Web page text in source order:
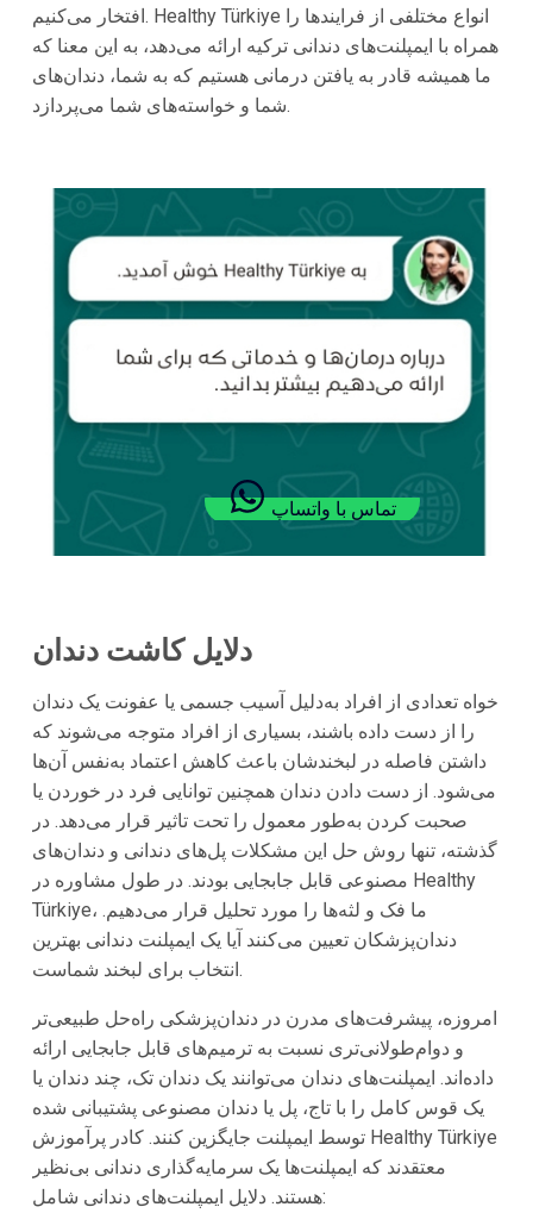
افتخار می‌کنیم. Healthy Türkiye انواع مختلفی از فرایندها را
همراه با ایمپلنت‌های دندانی ترکیه ارائه می‌دهد، به این معنا که
ما همیشه قادر به یافتن درمانی هستیم که به شما، دندان‌های
شما و خواسته‌های شما می‌پردازد.
تماس با واتساپ
دلایل کاشت دندان
خواه تعدادی از افراد به‌دلیل آسیب جسمی یا عفونت یک دندان
را از دست داده باشند، بسیاری از افراد متوجه می‌شوند که
داشتن فاصله در لبخندشان باعث کاهش اعتماد به‌نفس آن‌ها
می‌شود. از دست دادن دندان همچنین توانایی فرد در خوردن یا
صحبت کردن به‌طور معمول را تحت تاثیر قرار می‌دهد. در
گذشته، تنها روش حل این مشکلات پل‌های دندانی و دندان‌های
مصنوعی قابل جابجایی بودند. در طول مشاوره در Healthy
Türkiye، ما فک و لثه‌ها را مورد تحلیل قرار می‌دهیم.
دندان‌پزشکان تعیین می‌کنند آیا یک ایمپلنت دندانی بهترین
انتخاب برای لبخند شماست.
امروزه، پیشرفت‌های مدرن در دندان‌پزشکی راه‌حل طبیعی‌تر
و دوام‌طولانی‌تری نسبت به ترمیم‌های قابل جابجایی ارائه
داده‌اند. ایمپلنت‌های دندان می‌توانند یک دندان تک، چند دندان یا
یک قوس کامل را با تاج، پل یا دندان مصنوعی پشتیبانی شده
توسط ایمپلنت جایگزین کنند. کادر پرآموزش Healthy Türkiye
معتقدند که ایمپلنت‌ها یک سرمایه‌گذاری دندانی بی‌نظیر
هستند. دلایل ایمپلنت‌های دندانی شامل: